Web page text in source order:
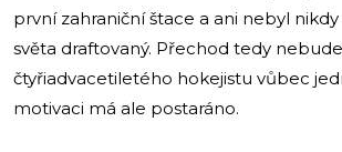
první zahraniční štace a ani nebyl
světa draftovaný. Přechod tedy
čtyřiadvacetiletého hokejistu vůbec
motivaci má ale postaráno.